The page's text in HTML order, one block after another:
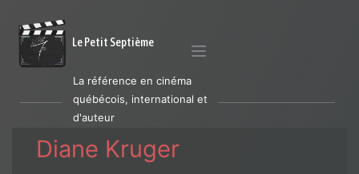
Le Petit Septième
La référence en cinéma
québécois, international et
d'auteur
Diane Kruger